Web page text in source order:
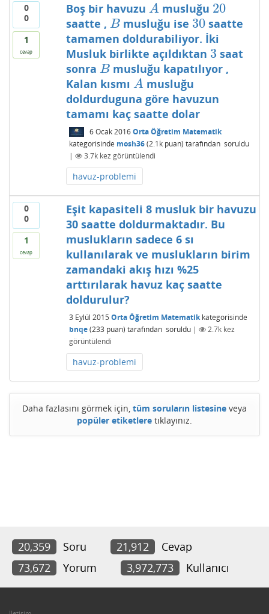
0
0
1
cevap
Boş bir havuzu A
A musluğu 20
20
saatte , B
B musluğu ise 30
30 saatte
tamamen doldurabiliyor. İki
Musluk birlikte açıldıktan 3
3saat
sonra B
B musluğu kapatılıyor ,
Kalan kısmı A
A musluğu
doldurduguna göre havuzun
tamamı kaç saatte dolar
6 Ocak 2016 Orta Öğretim Matematik
kategorisinde mosh36 (2.1kpuan) tarafından soruldu
|
3.7kkez görüntülendi
havuz-problemi
0
0
1
cevap
Eşit kapasiteli 8 musluk bir havuzu
30 saatte doldurmaktadır. Bu
muslukların sadece 6 sı
kullanılarak ve muslukların birim
zamandaki akış hızı %25
arttırılarak havuz kaç saatte
doldurulur?
3 Eylül 2015 Orta Öğretim Matematikkategorisinde
bnqe (233 puan) tarafından soruldu | 2.7kkez
görüntülendi
havuz-problemi
Daha fazlasını görmek için, tüm soruların listesine veya
popüler etiketlere tıklayınız.
20,359 Soru 21,912
Cevap
73,672
Yorum 3,972,773 Kullanıcı